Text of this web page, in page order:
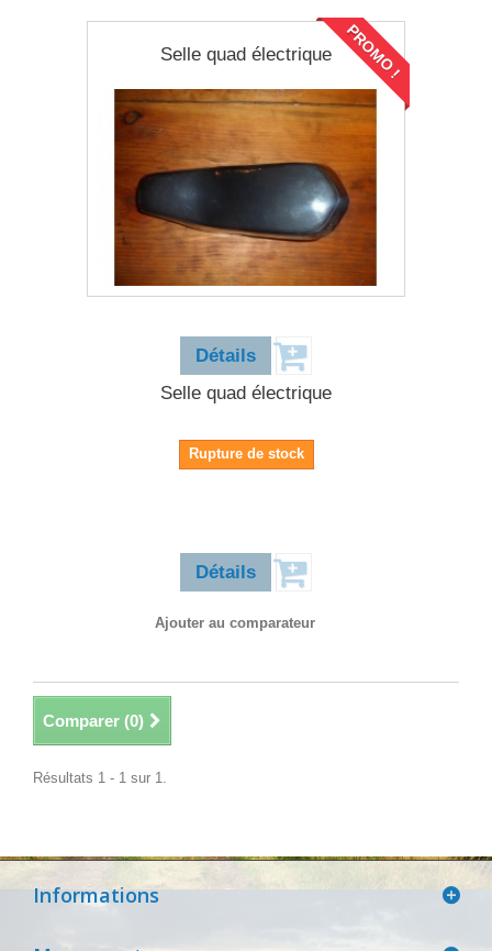
Selle quad électrique PROMO !
Détails
Selle quad électrique
Rupture de stock
Détails
Ajouter au comparateur
Comparer (0)
Résultats 1 - 1 sur 1.
Informations